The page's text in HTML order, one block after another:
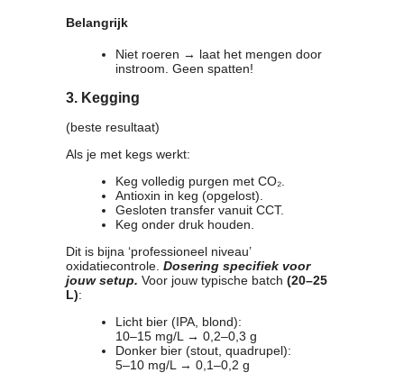
Belangrijk
Niet roeren → laat het mengen door
instroom. Geen spatten!
3. Kegging
(beste resultaat)
Als je met kegs werkt:
Keg volledig purgen met CO₂.
Antioxin in keg (opgelost).
Gesloten transfer vanuit CCT.
Keg onder druk houden.
Dit is bijna ‘professioneel niveau’
oxidatiecontrole. Dosering specifiek voor
jouw setup. Voor jouw typische batch (20–25
L):
Licht bier (IPA, blond):
10–15 mg/L → 0,2–0,3 g
Donker bier (stout, quadrupel):
5–10 mg/L → 0,1–0,2 g